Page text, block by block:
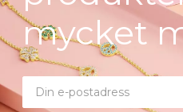
mycket